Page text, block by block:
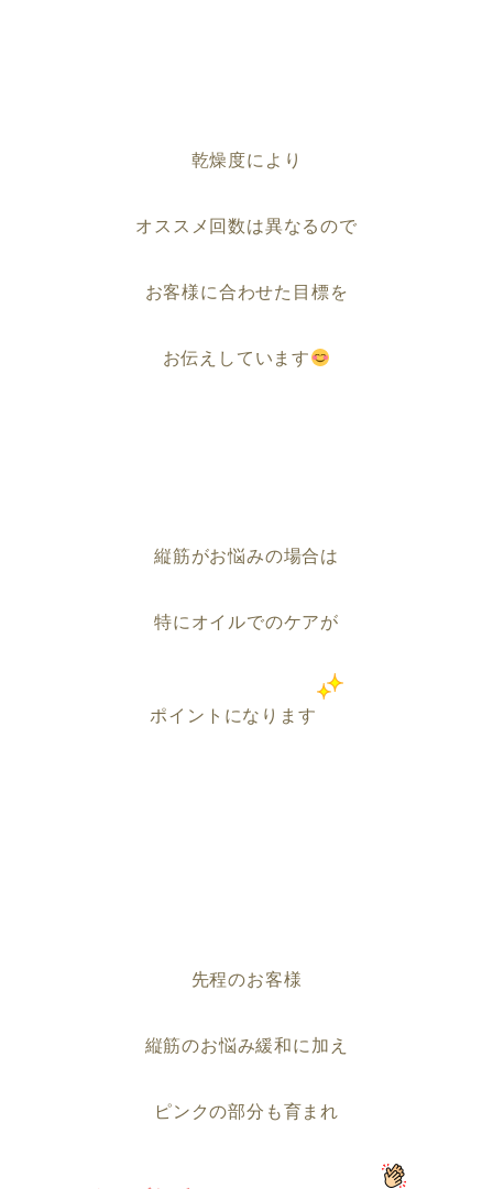
乾燥度により
オススメ回数は異なるので
お客様に合わせた目標を
お伝えしています
縦筋がお悩みの場合は
特にオイルでのケアが
ポイントになります
先程のお客様
縦筋のお悩み緩和に加え
ピンクの部分も育まれ